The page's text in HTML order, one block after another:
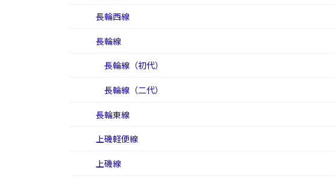
長輪西線
長輪線
長輪線（初代）
長輪線（二代）
長輪東線
上磯軽便線
上磯線